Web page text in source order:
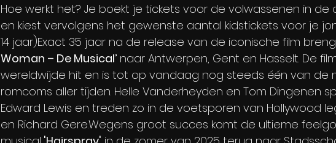
Hoe werkt het? Je boekt je tickets voor de volwassenen in de
en kiest vervolgens het gewenste aantal kidstickets voor je
14 jaar)Exact 35 jaar na de release van de iconische film
Woman – De Musical’ naar Antwerpen, Gent en Hasselt. De
wereldwijde hit en is tot op vandaag nog steeds één van de
romcoms aller tijden. Helle Vanderheyden en Tom Dingenen
Edward Lewis en treden zo in de voetsporen van Hollywood
en Richard Gere.Wegens groot succes komt de ultieme